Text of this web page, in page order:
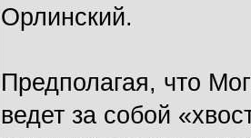
Орлинский.
Предполагая, что
ведет за собой